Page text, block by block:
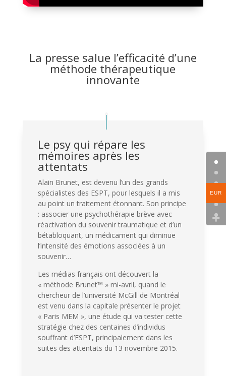
La presse salue l’efficacité d’une
méthode thérapeutique
innovante
Le psy qui répare les
mémoires après les
attentats
Alain Brunet, est devenu l’un des grands
spécialistes des ESPT, pour lesquels il a mis
au point un traitement étonnant. Son principe
: associer une psychothérapie brève avec
réactivation du souvenir traumatique et d’un
bétabloquant, un médicament qui diminue
l’intensité des émotions associées à un
souvenir…
Les médias français ont découvert la
« méthode Brunet™ » mi-avril, quand le
chercheur de l’université McGill de Montréal
est venu dans la capitale présenter le projet
« Paris MEM », une étude qui va tester cette
stratégie chez des centaines d’individus
souffrant d’ESPT, principalement dans les
suites des attentats du 13 novembre 2015.
EUR